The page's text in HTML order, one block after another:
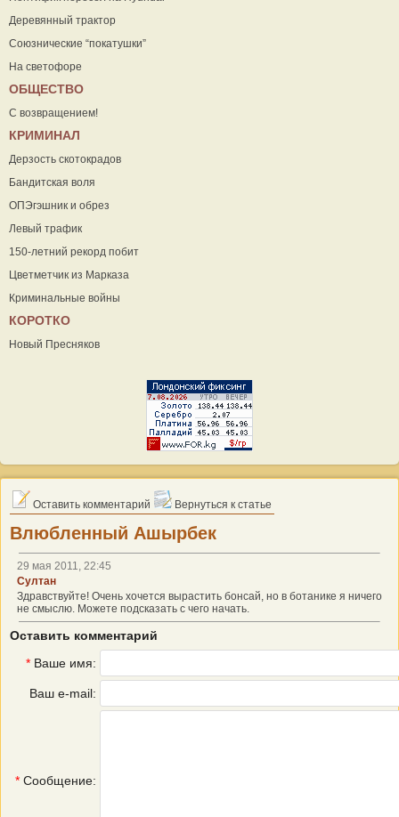
Деревянный трактор
Союзнические “покатушки”
На светофоре
ОБЩЕСТВО
С возвращением!
КРИМИНАЛ
Дерзость скотокрадов
Бандитская воля
ОПЭгэшник и обрез
Левый трафик
150-летний рекорд побит
Цветметчик из Марказа
Криминальные войны
КОРОТКО
Новый Пресняков
Оставить комментарий Вернуться к статье
Влюбленный Ашырбек
29 мая 2011, 22:45
Султан
Здравствуйте! Очень хочется вырастить бонсай, но в ботанике я ничего
не смыслю. Можете подсказать с чего начать.
Оставить комментарий
* Ваше имя:
Ваш e-mail:
* Сообщение: